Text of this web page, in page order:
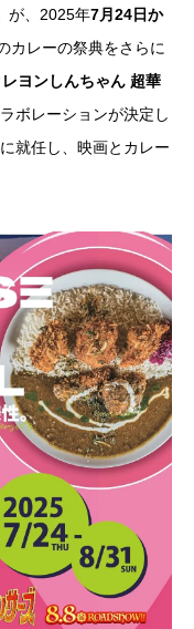
」が、2025年7月24日か
カレーの祭典をさらに
ヨンしんちゃん 超華
ボレーションが決定し
就任し、映画とカレー